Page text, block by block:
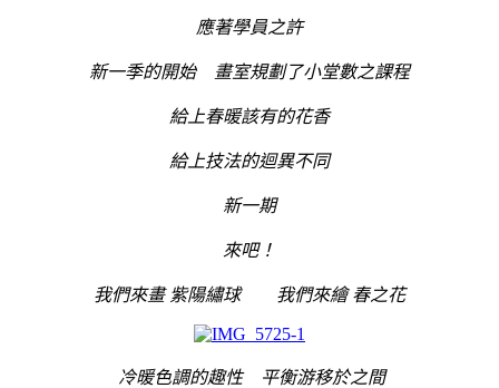
應著學員之許
新一季的開始 畫室規劃了小堂數之課程
給上春暖該有的花香
給上技法的迴異不同
新一期
來吧！
我們來畫 紫陽繡球 我們來繪 春之花
冷暖色調的趣性 平衡游移於之間